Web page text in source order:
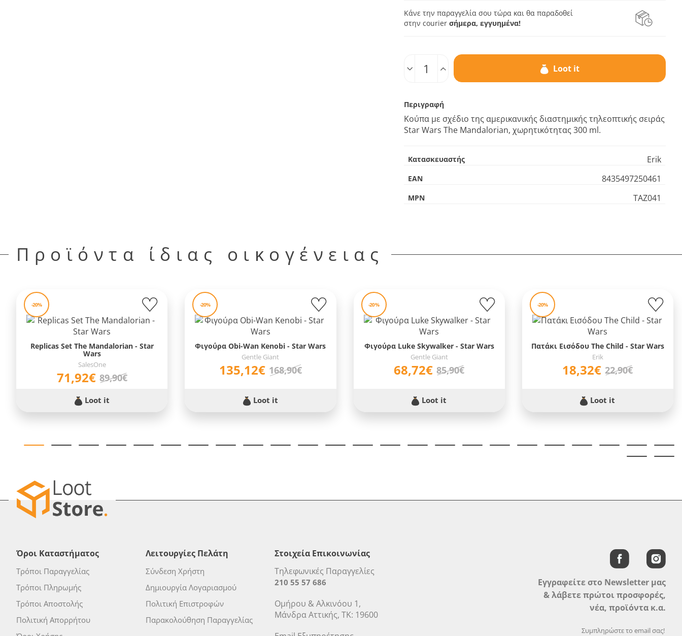
Κάνε την παραγγελία σου τώρα και θα παραδοθεί
στην courierσήμερα, εγγυημένα!
Loot it
Περιγραφή
Κούπα με σχέδιο της αμερικανικής διαστημικής τηλεοπτικής σειράς
Star Wars The Mandalorian, χωρητικότητας 300 ml.
Κατασκευαστής Erik
EAN 8435497250461
MPN TAZ041
Προϊόντα ίδιας οικογένειας
-20%
Replicas Set The Mandalorian - Star
Wars
SalesOne
71,92€ 89,90€
Loot it
-20%
Φιγούρα Obi-Wan Kenobi - Star Wars
Gentle Giant
135,12€ 168,90€
Loot it
-20%
Φιγούρα Luke Skywalker - Star Wars
Gentle Giant
68,72€ 85,90€
Loot it
-20%
Πατάκι Εισόδου The Child - Star Wars
Erik
18,32€ 22,90€
Loot it
Όροι Καταστήματος
Τρόποι Παραγγελίας
Τρόποι Πληρωμής
Τρόποι Αποστολής
Πολιτική Απορρήτου
Λειτουργίες Πελάτη
Σύνδεση Χρήστη
Δημιουργία Λογαριασμού
Πολιτική Επιστροφών
Παρακολούθηση Παραγγελίας
Στοιχεία Επικοινωνίας
Τηλεφωνικές Παραγγελίες
210 55 57 686
Ομήρου & Αλκινόου 1,
Μάνδρα Αττικής, ΤΚ: 19600
Εγγραφείτε στο Newsletter μας
& λάβετε πρώτοι προσφορές,
νέα, προϊόντα κ.α.